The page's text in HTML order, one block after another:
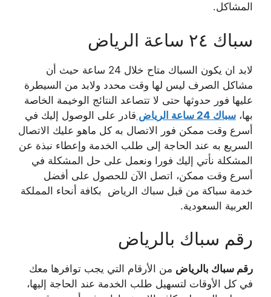
المشاكل.
سباك ٢٤ ساعة الرياض
لابد ان يكون السباك متاح خلال 24 ساعة حيث أن
مشاكل الصرف ليس لها وقت محدد ولابد من السيطرة
عليها فور حدوثها حتى لا تتصاعد النتائج الوخيمة الخاصة
بها، سباك 24 ساعة الرياض
قادر على الوصول إليك في
أسرع وقت ممكن فور الاتصال به كل ماهو عليك الاتصال
السريع به عند الحاجة إلى طلب الخدمة وإعطاء نبذة عن
المشكلة نأتي إليك فورا ونعمل على حل المشكلة في
أسرع وقت ممكن، اتصل الآن للحصول على أفضل
خدمة سباكة من قبل سباك الرياض بكافة أنحاء المملكة
العربية السعودية.
رقم سباك بالرياض
رقم سباك بالرياض من الأرقام التي يجب توافرها معك
في كل الأوقات لتسهيل طلب الخدمة عند الحاجة إليها،